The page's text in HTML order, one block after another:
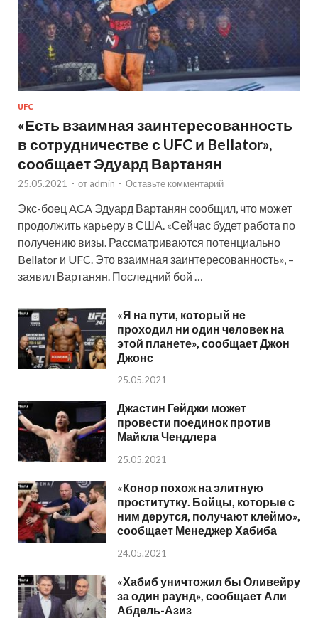
UFC
«Есть взаимная заинтересованность
в сотрудничестве с UFC и Bellator»,
сообщает Эдуард Вартанян
25.05.2021 - от admin - Оставьте комментарий
Экс-боец ACA Эдуард Вартанян сообщил, что может
продолжить карьеру в США. «Сейчас будет работа по
получению визы. Рассматриваются потенциально
Bellator и UFC. Это взаимная заинтересованность», –
заявил Вартанян. Последний бой …
«Я на пути, который не
проходил ни один человек на
этой планете», сообщает Джон
Джонс
25.05.2021
Джастин Гейджи может
провести поединок против
Майкла Чендлера
25.05.2021
«Конор похож на элитную
проститутку. Бойцы, которые с
ним дерутся, получают клеймо»,
сообщает Менеджер Хабиба
24.05.2021
«Хабиб уничтожил бы Оливейру
за один раунд», сообщает Али
Абдель-Азиз